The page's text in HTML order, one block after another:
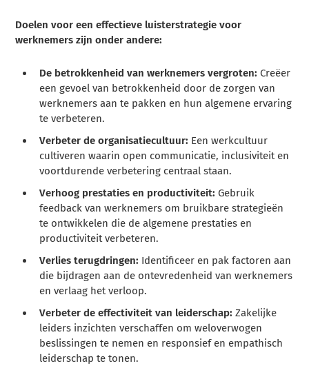
Doelen voor een effectieve luisterstrategie voor
werknemers zijn onder andere:
De betrokkenheid van werknemers vergroten: Creëer
een gevoel van betrokkenheid door de zorgen van
werknemers aan te pakken en hun algemene ervaring
te verbeteren.
Verbeter de organisatiecultuur: Een werkcultuur
cultiveren waarin open communicatie, inclusiviteit en
voortdurende verbetering centraal staan.
Verhoog prestaties en productiviteit: Gebruik
feedback van werknemers om bruikbare strategieën
te ontwikkelen die de algemene prestaties en
productiviteit verbeteren.
Verlies terugdringen: Identificeer en pak factoren aan
die bijdragen aan de ontevredenheid van werknemers
en verlaag het verloop.
Verbeter de effectiviteit van leiderschap:Zakelijke
leiders inzichten verschaffen om weloverwogen
beslissingen te nemen en responsief en empathisch
leiderschap te tonen.